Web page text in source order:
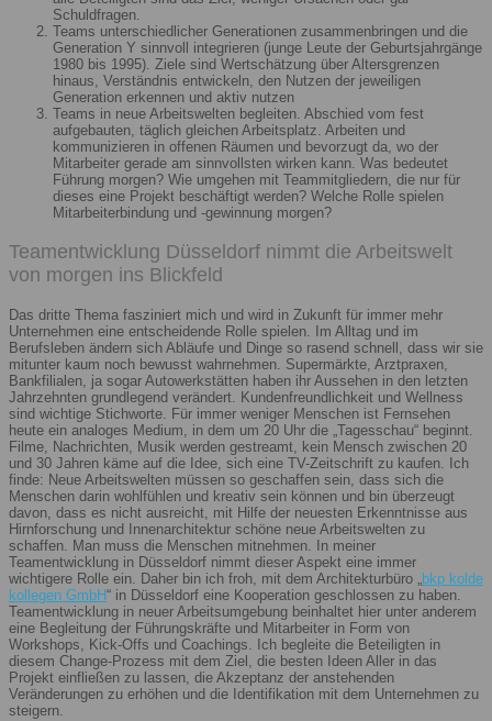
Schuldfragen.
Teams unterschiedlicher Generationen zusammenbringen und die
Generation Y sinnvoll integrieren (junge Leute der Geburtsjahrgänge
1980 bis 1995). Ziele sind Wertschätzung über Altersgrenzen
hinaus, Verständnis entwickeln, den Nutzen der jeweiligen
Generation erkennen und aktiv nutzen
Teams in neue Arbeitswelten begleiten. Abschied vom fest
aufgebauten, täglich gleichen Arbeitsplatz. Arbeiten und
kommunizieren in offenen Räumen und bevorzugt da, wo der
Mitarbeiter gerade am sinnvollsten wirken kann. Was bedeutet
Führung morgen? Wie umgehen mit Teammitgliedern, die nur für
dieses eine Projekt beschäftigt werden? Welche Rolle spielen
Mitarbeiterbindung und -gewinnung morgen?
Teamentwicklung Düsseldorf nimmt die Arbeitswelt
von morgen ins Blickfeld
Das dritte Thema fasziniert mich und wird in Zukunft für immer mehr
Unternehmen eine entscheidende Rolle spielen. Im Alltag und im
Berufsleben ändern sich Abläufe und Dinge so rasend schnell, dass wir sie
mitunter kaum noch bewusst wahrnehmen. Supermärkte, Arztpraxen,
Bankfilialen, ja sogar Autowerkstätten haben ihr Aussehen in den letzten
Jahrzehnten grundlegend verändert. Kundenfreundlichkeit und Wellness
sind wichtige Stichworte. Für immer weniger Menschen ist Fernsehen
heute ein analoges Medium, in dem um 20 Uhr die „Tagesschau“ beginnt.
Filme, Nachrichten, Musik werden gestreamt, kein Mensch zwischen 20
und 30 Jahren käme auf die Idee, sich eine TV-Zeitschrift zu kaufen. Ich
finde: Neue Arbeitswelten müssen so geschaffen sein, dass sich die
Menschen darin wohlfühlen und kreativ sein können und bin überzeugt
davon, dass es nicht ausreicht, mit Hilfe der neuesten Erkenntnisse aus
Hirnforschung und Innenarchitektur schöne neue Arbeitswelten zu
schaffen. Man muss die Menschen mitnehmen. In meiner
Teamentwicklung in Düsseldorf nimmt dieser Aspekt eine immer
wichtigere Rolle ein. Daher bin ich froh, mit dem Architekturbüro „bkp kolde
kollegen GmbH“ in Düsseldorf eine Kooperation geschlossen zu haben.
Teamentwicklung in neuer Arbeitsumgebung beinhaltet hier unter anderem
eine Begleitung der Führungskräfte und Mitarbeiter in Form von
Workshops, Kick-Offs und Coachings. Ich begleite die Beteiligten in
diesem Change-Prozess mit dem Ziel, die besten Ideen Aller in das
Projekt einfließen zu lassen, die Akzeptanz der anstehenden
Veränderungen zu erhöhen und die Identifikation mit dem Unternehmen zu
steigern.